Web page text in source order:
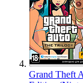
Grand Theft